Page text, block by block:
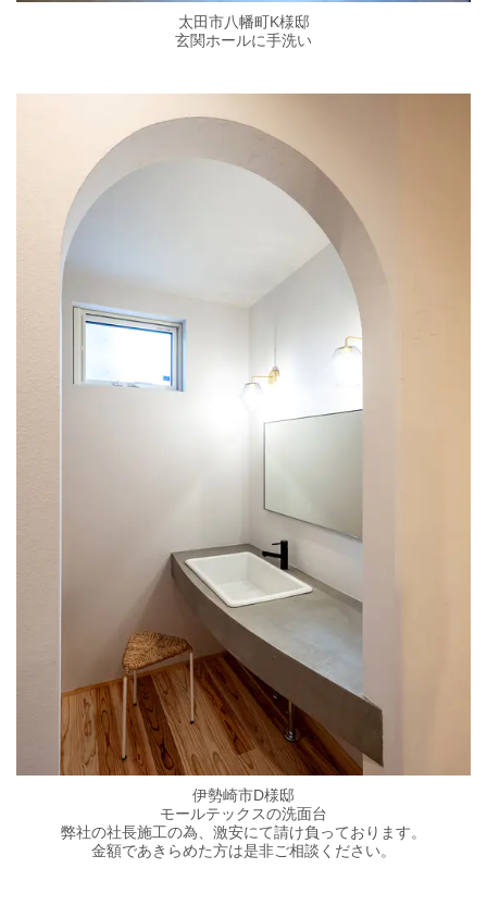
太田市八幡町K様邸
玄関ホールに手洗い
伊勢崎市D様邸
モールテックスの洗面台
弊社の社長施工の為、激安にて請け負っております。
金額であきらめた方は是非ご相談ください。